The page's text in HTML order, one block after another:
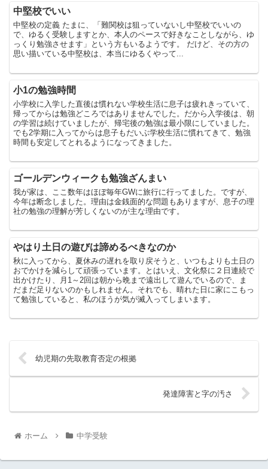
中堅校でいい
中堅校の定義 たまに、「難関校は狙っていないし中堅校でいいの
で、ゆるく受験しますとか、本人のペースで好きなことしながら、ゆ
っくり勉強させます」という方もいるようです。 だけど、その方の
思い描いている中堅校は、本当にゆるくやって...
小1の勉強時間
小学校に入学した直後は慣れない学校生活に息子は疲れきっていて、
帰ってからは勉強どころではありませんでした。だから入学後は、朝
の学習は続けていましたが、帰宅後の勉強は最小限にしていました。
でも2学期に入ってからは息子もだいぶ学校生活に慣れてきて、勉強
時間も安定してとれるようになってきました。
ゴールデンウィークも勉強ざんまい
我が家は、ここ数年はほぼ毎年GWに旅行に行ってました。ですが、
今年は断念しました。理由は金銭面的な問題もありますが、息子の理
社の勉強の理解が芳しくないのが主な理由です。
やはり土日の遊びは諦めるべきなのか
秋に入ってから、夏休みの遅れを取り戻そうと、いつもよりも土日の
おでかけを減らして頑張っています。とはいえ、文化祭に２日連続で
出かけたり、月1～2回は朝から晩まで遠出して遊んでいるので、ま
だまだ足りないのかもしれません。それでも、晴れた日に家にこもっ
て勉強していると、私のほうが気が滅入ってしまいます。
幼児期の先取教育否定の根拠
発達障害と字の汚さ
ホーム 中学受験